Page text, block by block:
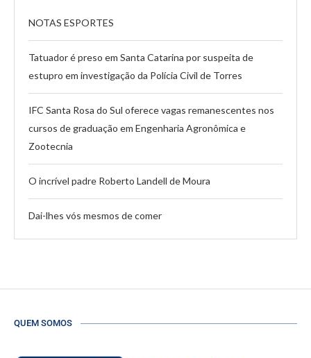
NOTAS ESPORTES
Tatuador é preso em Santa Catarina por suspeita de
estupro em investigação da Polícia Civil de Torres
IFC Santa Rosa do Sul oferece vagas remanescentes nos
cursos de graduação em Engenharia Agronômica e
Zootecnia
O incrível padre Roberto Landell de Moura
Dai-lhes vós mesmos de comer
QUEM SOMOS